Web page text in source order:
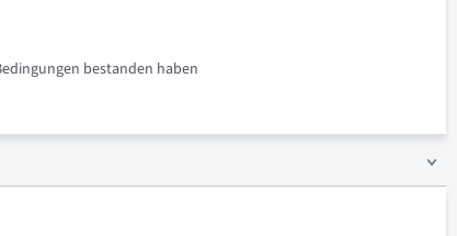
bestanden haben